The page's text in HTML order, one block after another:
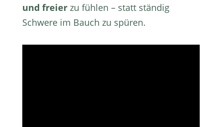
und freierzu fühlen – statt ständig
Schwere im Bauch zu spüren.